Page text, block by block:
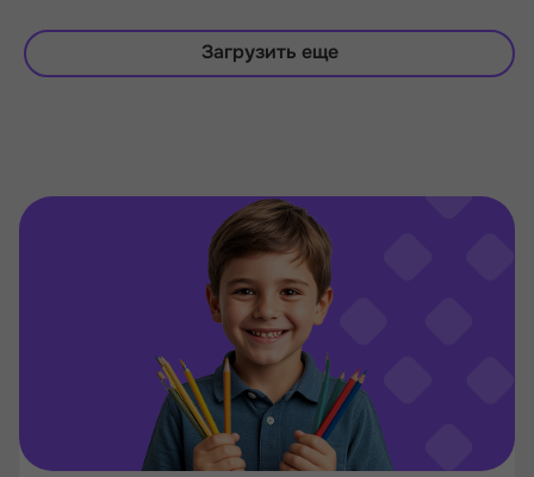
Загрузить еще